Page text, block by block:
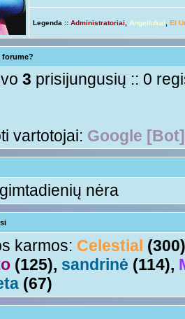
Rgs, 2015 6:12 pm »ačiū ačiū ir jus
2015 11:50 am »Ir tave
2015 11:17 am »Su naujais mokslo metais
aha
Legenda :: Administratoriai Angeliukai El
forume?
3 prisijungusių :: 0
vartotojai: Google [Bot]
nėra
karmos: Celestial
(125), sandrinė (114),
(67)